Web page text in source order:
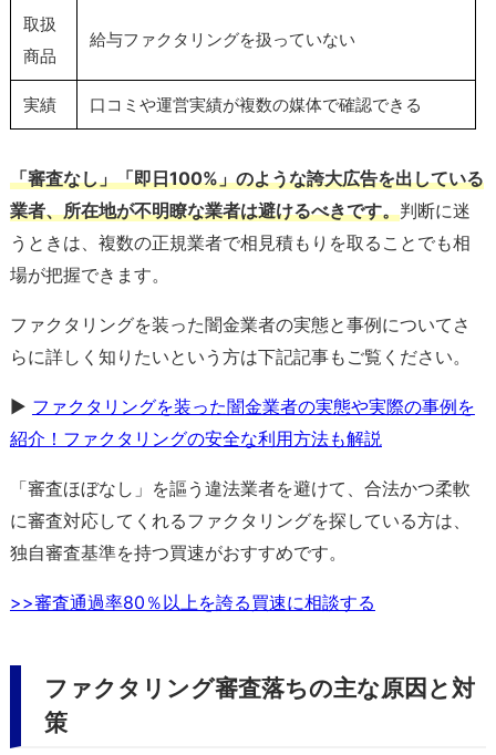
取扱
商品
給与ファクタリングを扱っていない
実績 口コミや運営実績が複数の媒体で確認できる
「審査なし」「即日100%」のような誇大広告を出している
業者、所在地が不明瞭な業者は避けるべきです。判断に迷
うときは、複数の正規業者で相見積もりを取ることでも相
場が把握できます。
ファクタリングを装った闇金業者の実態と事例についてさ
らに詳しく知りたいという方は下記記事もご覧ください。
▶ ファクタリングを装った闇金業者の実態や実際の事例を
紹介！ファクタリングの安全な利用方法も解説
「審査ほぼなし」を謳う違法業者を避けて、合法かつ柔軟
に審査対応してくれるファクタリングを探している方は、
独自審査基準を持つ買速がおすすめです。
>>審査通過率80％以上を誇る買速に相談する
ファクタリング審査落ちの主な原因と対
策